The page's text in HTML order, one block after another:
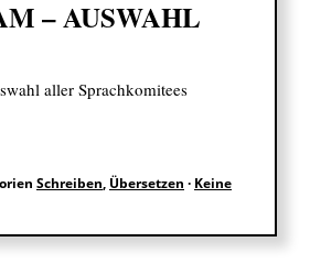
– AUSWAHL
aller Sprachkomitees
Schreiben, Übersetzen · Keine